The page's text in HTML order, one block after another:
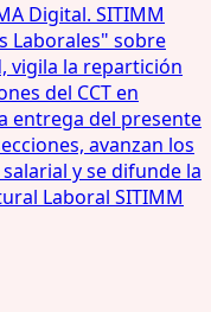
Digital. SITIMM
Laborales" sobre
vigila la repartición
del CCT en
entrega del presente
avanzan los
y se difunde la
Laboral SITIMM